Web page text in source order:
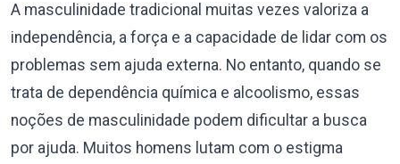
A masculinidade tradicional muitas vezes valoriza a
independência, a força e a capacidade de lidar com os
problemas sem ajuda externa. No entanto, quando se
trata de dependência química e alcoolismo, essas
noções de masculinidade podem dificultar a busca
por ajuda. Muitos homens lutam com o estigma